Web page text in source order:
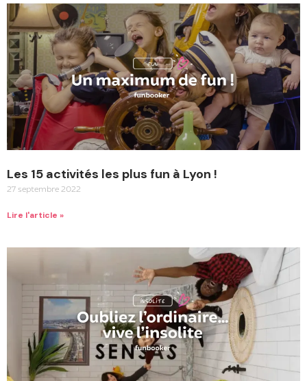
Les 15 activités les plus fun à Lyon !
27 septembre 2022
Lire l'article »